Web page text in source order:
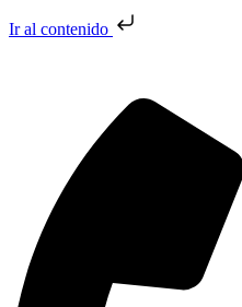
Ir al contenido